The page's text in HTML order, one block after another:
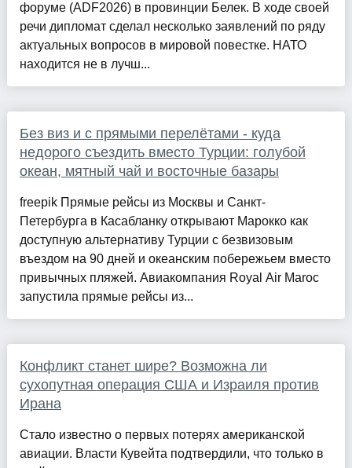
форуме (ADF2026) в провинции Белек. В ходе своей
речи дипломат сделал несколько заявлений по ряду
актуальных вопросов в мировой повестке. НАТО
находится не в лучш...
Без виз и с прямыми перелётами - куда
недорого съездить вместо Турции: голубой
океан, мятный чай и восточные базары
freepik Прямые рейсы из Москвы и Санкт-
Петербурга в Касабланку открывают Марокко как
доступную альтернативу Турции с безвизовым
въездом на 90 дней и океанским побережьем вместо
привычных пляжей. Авиакомпания Royal Air Maroc
запустила прямые рейсы из...
Конфликт станет шире? Возможна ли
сухопутная операция США и Израиля против
Ирана
Стало известно о первых потерях американской
авиации. Власти Кувейта подтвердили, что только в